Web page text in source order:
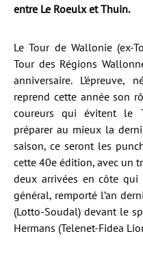
entre Le Roeulx et Thuin.
Le Tour de Wallonie (ex-
Tour des Régions
anniversaire.
reprend cette année son
coureurs qui évitent le
préparer au mieux la
saison, ce seront les
cette 40e édition, avec un
deux arrivées en côte qui
général, remporté l’an
(Lotto-Soudal) devant le
Hermans (Telenet-Fidea